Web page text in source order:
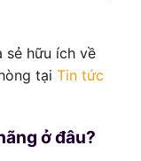
sẻ hữu ích về
tại Tin tức
ở đâu?